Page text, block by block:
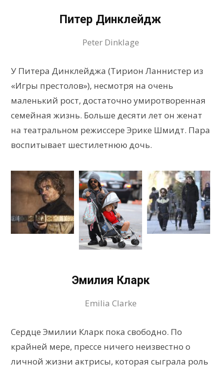
Питер Динклейдж
Peter Dinklage
У Питера Динклейджа (Тирион Ланнистер из
«Игры престолов»), несмотря на очень
маленький рост, достаточно умиротворенная
семейная жизнь. Больше десяти лет он женат
на театральном режиссере Эрике Шмидт. Пара
воспитывает шестилетнюю дочь.
Эмилия Кларк
Emilia Clarke
Сердце Эмилии Кларк пока свободно. По
крайней мере, прессе ничего неизвестно о
личной жизни актрисы, которая сыграла роль